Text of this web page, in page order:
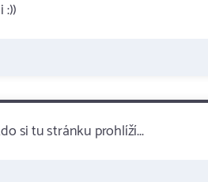
si tu stránku prohlíží...